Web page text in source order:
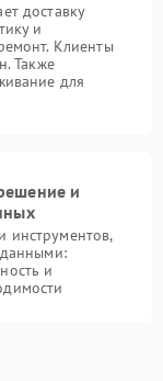
доставку
и
Клиенты
Также
для
и
инструментов,
данными:
и